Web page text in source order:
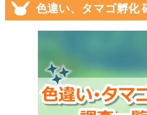
色違い、タマゴ孵化